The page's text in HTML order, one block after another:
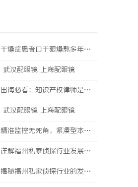
干燥症患者口干眼燥熬多年，一个周期缓过来？老中医：一张辨证方对症，身体找回津液
武汉配眼镜 上海配眼镜
出海必看：知识产权律师是你避开跨境雷区的安全垫
武汉配眼镜 上海配眼镜
精准监控无死角，紧凑型本安球机赋能安全管理
详解福州私家侦探行业发展与服务应用全方位指南
揭秘福州私家侦探行业的发展与应用现状